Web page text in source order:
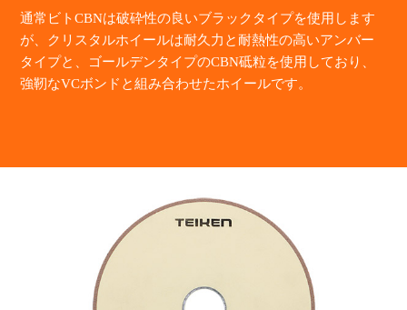
通常ビトCBNは破砕性の良いブラックタイプを使用します
が、クリスタルホイールは耐久力と耐熱性の高いアンバー
タイプと、ゴールデンタイプのCBN砥粒を使用しており、
強靭なVCボンドと組み合わせたホイールです。